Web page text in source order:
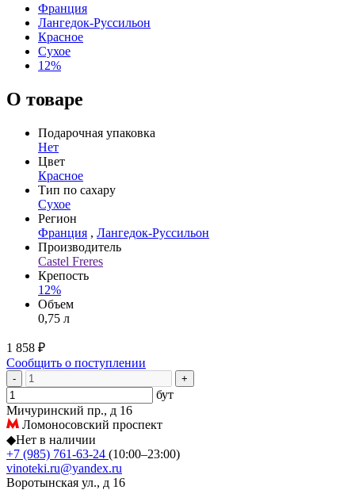
Франция
Лангедок-Руссильон
Красное
Сухое
12%
О товаре
Подарочная упаковка
Нет
Цвет
Красное
Тип по сахару
Сухое
Регион
Франция , Лангедок-Руссильон
Производитель
Castel Freres
Крепость
12%
Объем
0,75 л
1 858 ₽
Сообщить о поступлении
- +
бут
Мичуринский пр., д 16
Ломоносовский проспект
◆Нет в наличии
+7 (985) 761-63-24 (10:00–23:00)
vinoteki.ru@yandex.ru
Воротынская ул., д 16